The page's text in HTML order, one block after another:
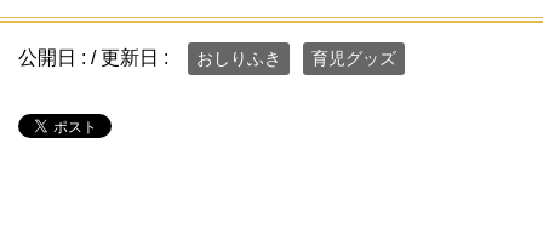
公開日 : / 更新日 : おしりふき 育児グッズ